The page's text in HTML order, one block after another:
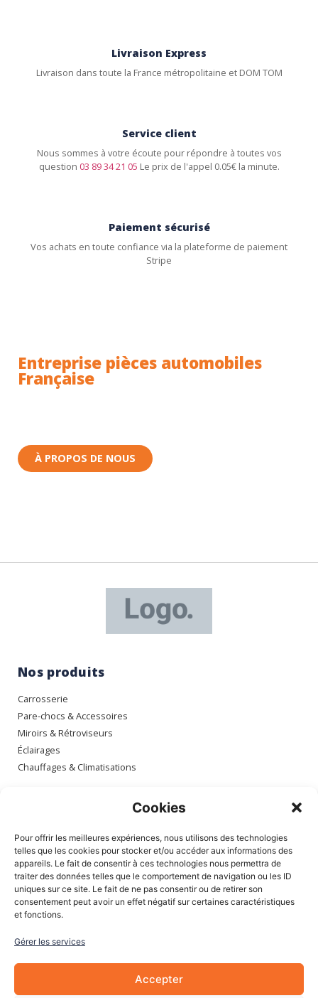
Cookies
Pour offrir les meilleures expériences, nous utilisons des technologies
telles que les cookies pour stocker et/ou accéder aux informations des
appareils. Le fait de consentir à ces technologies nous permettra de
traiter des données telles que le comportement de navigation ou les ID
uniques sur ce site. Le fait de ne pas consentir ou de retirer son
consentement peut avoir un effet négatif sur certaines caractéristiques
et fonctions.
Gérer les services
Accepter
Livraison Express
Livraison dans toute la France métropolitaine et DOM TOM
Service client
Nous sommes à votre écoute pour répondre à toutes vos
question 03 89 34 21 05 Le prix de l'appel 0.05€ la minute.
Paiement sécurisé
Vos achats en toute confiance via la plateforme de paiement
Stripe
Entreprise pièces automobiles
Française
À PROPOS DE NOUS
Nos produits
Carrosserie
Pare-chocs & Accessoires
Miroirs & Rétroviseurs
Éclairages
Chauffages & Climatisations
Mon compte
Mes commandes
Mes adresses
Mon panier
Informations
À Propos de nous
Blog